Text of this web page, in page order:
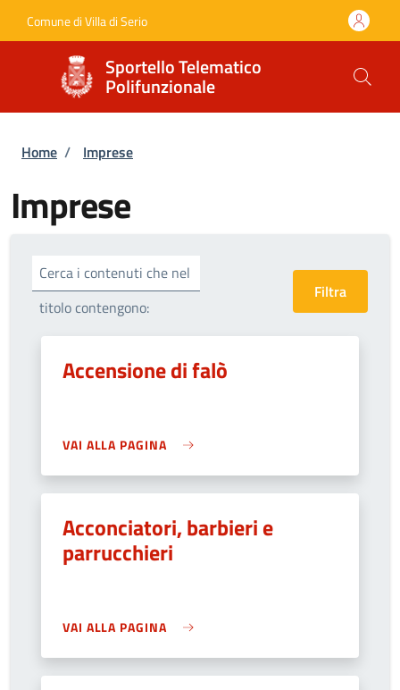
Comune di Villa di Serio
Sportello Telematico
Polifunzionale
Briciole di pane
Home / Imprese
Imprese
Cerca i contenuti che nel
titolo contengono:
Accensione di falò
VAI ALLA PAGINA
Acconciatori, barbieri e
parrucchieri
VAI ALLA PAGINA